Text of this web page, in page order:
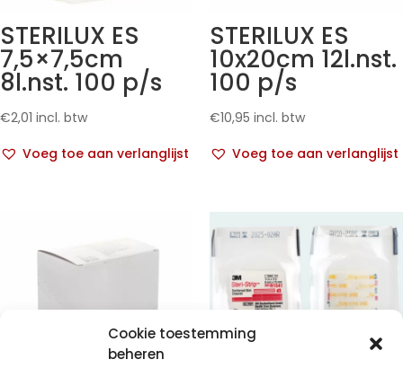
Cookie toestemming
beheren
STERILUX ES
7,5×7,5cm
8l.nst. 100 p/s
€2,01 incl. btw
Voeg toe aan verlanglijst
STERILUX ES
10x20cm 12l.nst.
100 p/s
€10,95 incl. btw
Voeg toe aan verlanglijst